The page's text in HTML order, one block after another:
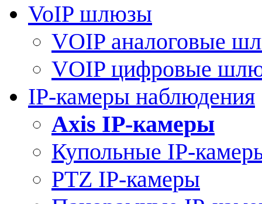
VoIP шлюзы
VOIP аналоговые
VOIP цифровые
IP-камеры наблюдения
Axis IP-камеры
Купольные IP-
PTZ IP-камеры